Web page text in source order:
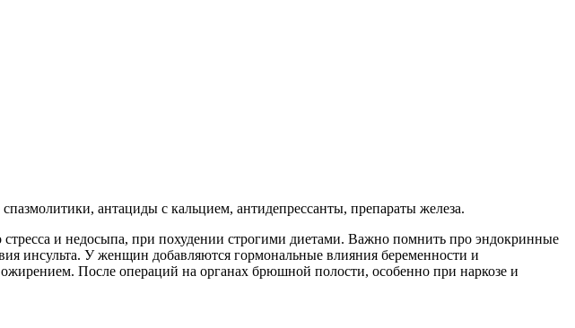
антациды с кальцием, антидепрессанты, препараты железа.
и недосыпа, при похудении строгими диетами. Важно помнить про эндокринные
инсульта. У женщин добавляются гормональные влияния беременности и
После операций на органах брюшной полости, особенно при наркозе и